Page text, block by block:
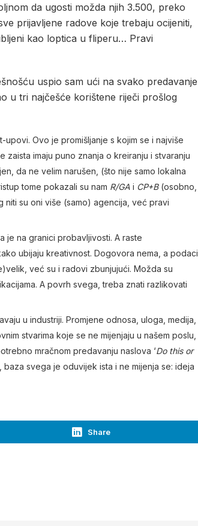
da ugosti možda njih 3.500, preko
prijavljene radove koje trebaju ocijeniti,
kao loptica u fliperu… Pravi
uspio sam ući na svako predavanje
u tri najčešće korištene riječi prošlog
Ovo je promišljanje s kojim se i najviše
zaista imaju puno znanja o kreiranju i stvaranju
da ne velim narušen, (što nije samo lokalna
tome pokazali su nam R/GA i CP+B(osobno,
su oni više (samo) agencija, već pravi
je na granici probavljivosti. A raste
ubijaju kreativnost. Dogovora nema, a podaci
već su i radovi zbunjujući. Možda su
A povrh svega, treba znati razlikovati
u industriji. Promjene odnosa, uloga, medija,
stvarima koje se ne mijenjaju u našem poslu,
mračnom predavanju naslova ‘Do this or
svega je oduvijek ista i ne mijenja se: ideja
Share